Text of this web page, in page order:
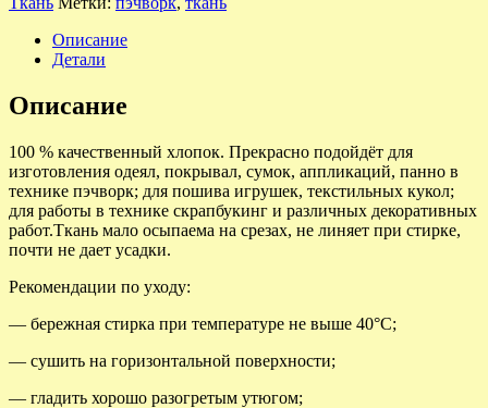
Описание
Детали
Описание
100 % качественный хлопок. Прекрасно подойдёт для
изготовления одеял, покрывал, сумок, аппликаций, панно в
технике пэчворк; для пошива игрушек, текстильных кукол;
для работы в технике скрапбукинг и различных декоративных
работ.Ткань мало осыпаема на срезах, не линяет при стирке,
почти не дает усадки.
Рекомендации по уходу:
— бережная стирка при температуре не выше 40°С;
— сушить на горизонтальной поверхности;
— гладить хорошо разогретым утюгом;